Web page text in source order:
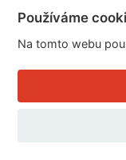
Používáme
Na tomto webu